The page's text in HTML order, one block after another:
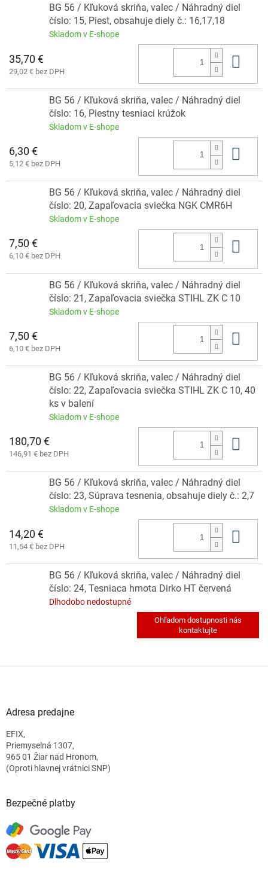
BG 56 / Kľuková skriňa, valec / Náhradný diel
číslo: 15, Piest, obsahuje diely č.: 16,17,18
Skladom v E-shope
35,70 €
29,02 € bez DPH
BG 56 / Kľuková skriňa, valec / Náhradný diel
číslo: 16, Piestny tesniaci krúžok
Skladom v E-shope
6,30 €
5,12 € bez DPH
BG 56 / Kľuková skriňa, valec / Náhradný diel
číslo: 20, Zapaľovacia sviečka NGK CMR6H
Skladom v E-shope
7,50 €
6,10 € bez DPH
BG 56 / Kľuková skriňa, valec / Náhradný diel
číslo: 21, Zapaľovacia sviečka STIHL ZK C 10
Skladom v E-shope
7,50 €
6,10 € bez DPH
BG 56 / Kľuková skriňa, valec / Náhradný diel
číslo: 22, Zapaľovacia sviečka STIHL ZK C 10, 40
ks v balení
Skladom v E-shope
180,70 €
146,91 € bez DPH
BG 56 / Kľuková skriňa, valec / Náhradný diel
číslo: 23, Súprava tesnenia, obsahuje diely č.: 2,7
Skladom v E-shope
14,20 €
11,54 € bez DPH
BG 56 / Kľuková skriňa, valec / Náhradný diel
číslo: 24, Tesniaca hmota Dirko HT červená
Dlhodobo nedostupné
Adresa predajne
EFIX,
Priemyselná 1307,
965 01 Žiar nad Hronom,
(Oproti hlavnej vrátnici SNP)
Bezpečné platby